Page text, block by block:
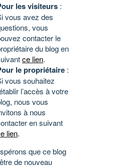
les visiteurs :
vous avez des
vous
contacter le
du blog en
ce lien.
le propriétaire :
vous souhaitez
l’accès à votre
nous vous
à nous
en suivant
lien.
que ce blog
de nouveau